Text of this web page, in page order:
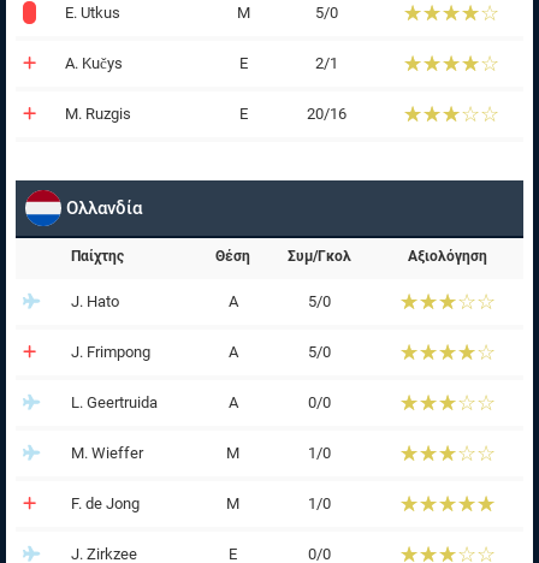
E. Utkus Μ 5/0 ☆☆☆☆☆
★★★★★
A. Kučys Ε 2/1 ☆☆☆☆☆
★★★★★
M. Ruzgis Ε 20/16 ☆☆☆☆☆
★★★★★
Ολλανδία
Παίχτης Θέση Συμ/Γκολ Αξιολόγηση
J. Hato Α 5/0 ☆☆☆☆☆
★★★★★
J. Frimpong Α 5/0 ☆☆☆☆☆
★★★★★
L. Geertruida Α 0/0 ☆☆☆☆☆
★★★★★
M. Wieffer Μ 1/0 ☆☆☆☆☆
★★★★★
F. de Jong Μ 1/0 ☆☆☆☆☆
★★★★★
J. Zirkzee Ε 0/0 ☆☆☆☆☆
★★★★★